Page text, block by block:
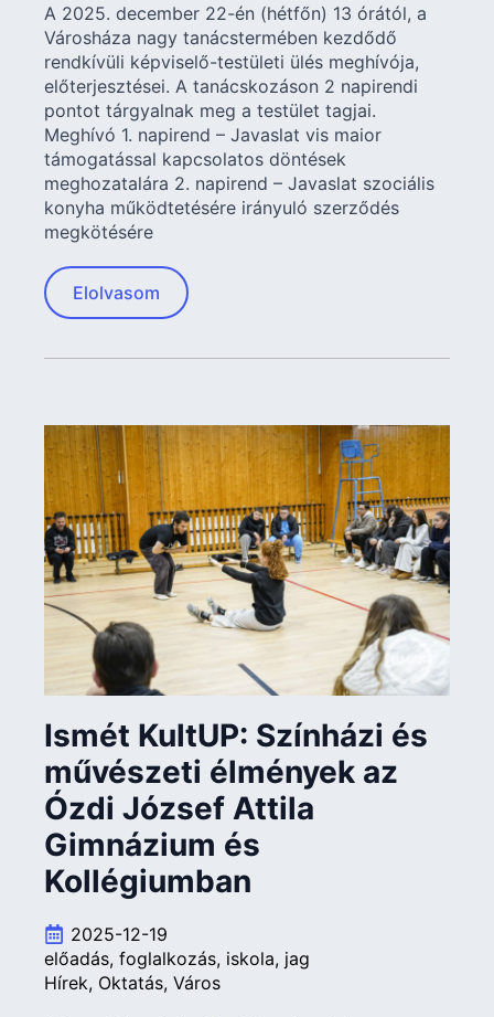
A 2025. december 22-én (hétfőn) 13 órától, a
Városháza nagy tanácstermében kezdődő
rendkívüli képviselő-testületi ülés meghívója,
előterjesztései. A tanácskozáson 2 napirendi
pontot tárgyalnak meg a testület tagjai.
Meghívó 1. napirend – Javaslat vis maior
támogatással kapcsolatos döntések
meghozatalára 2. napirend – Javaslat szociális
konyha működtetésére irányuló szerződés
megkötésére
Elolvasom
Ismét KultUP: Színházi és
művészeti élmények az
Ózdi József Attila
Gimnázium és
Kollégiumban
2025-12-19
előadás foglalkozás iskola jag
Hírek Oktatás Város